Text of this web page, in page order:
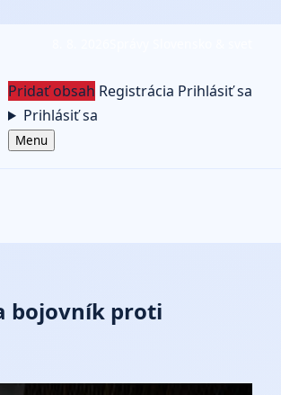
Pridať obsah Registrácia Prihlásiť sa
Prihlásiť sa
Menu
bojovník proti